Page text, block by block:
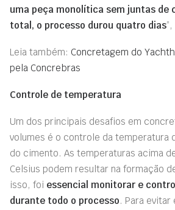
uma peça monolítica sem juntas de
total, o processo durou quatro dias
Leia também: Concretagem do
pela Concrebras
Controle de temperatura
Um dos principais desafios em
volumes é o controle da temperatura
do cimento. As temperaturas acima
Celsius podem resultar na formação
isso, foi essencial monitorar e
durante todo o processo. Para evitar